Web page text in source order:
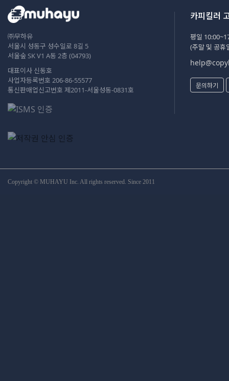
㈜무하유
서울시 성동구 성수일로 8길 5
서울숲 SK V1 A동 2층 (04793)
대표이사 신동호
사업자등록번호 206-86-55577
통신판매업신고번호 제2011-서울성동-0831호
카피킬러
평일
(주말 및 공휴
문의하기
Copyright © MUHAYU Inc. All rights reserved. Since 2011